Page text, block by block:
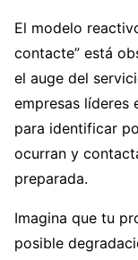
El modelo
contacte” está
el auge del
empresas líderes
para identificar
ocurran y
preparada.
Imagina que tu
posible